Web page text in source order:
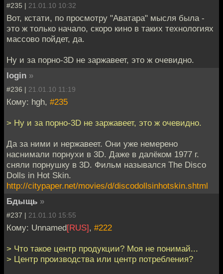
#235 | 21.01.10 10:32
Вот, кстати, по просмотру "Аватара" мысля была -
это ж только начало, скоро кино в таких технологиях
массово пойдет, да.
Ну и за порно-3D не заржавеет, это ж очевидно.
login »
#236 | 21.01.10 11:19
Кому: hgh, #235
> Ну и за порно-3D не заржавеет, это ж очевидно.
Да за ними и нержавеет. Они уже немерено
наснимали порнухи в 3D. Даже в далёком 1977 г.
сняли порнушку в 3D. Фильм назывался The Disco
Dolls in Hot Skin.
http://citypaper.net/movies/d/discodollsinhotskin.shtml
Бдыщь »
#237 | 21.01.10 15:55
Кому: Unnamed[RUS], #222
> Что такое центр продукции? Моя не понимай...
> Центр производства или центр потребления?